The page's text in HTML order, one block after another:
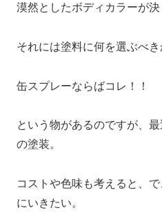
漠然としたボディカラーが決
それには塗料に何を選ぶべき
缶スプレーならばコレ！！
という物があるのですが、
の塗装。
コストや色味も考えると、
にいきたい。